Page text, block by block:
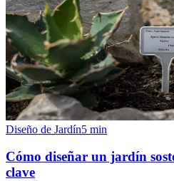
Diseño de Jardín5 min
Cómo diseñar un jardín
clave